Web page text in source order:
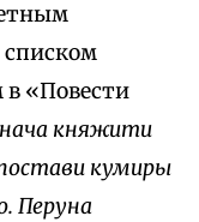
«Повести
княжити
кумиры
Перуна